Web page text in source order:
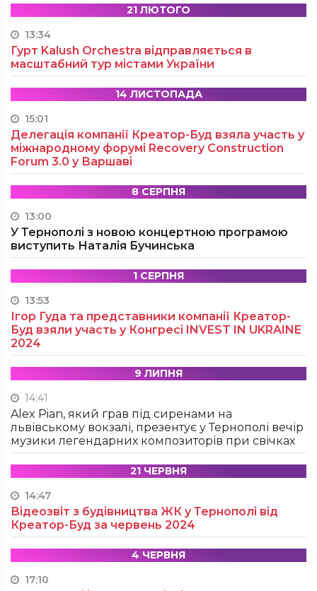
21 ЛЮТОГО
13:34
Гурт Kalush Orchestra відправляється в
масштабний тур містами України
14 ЛИСТОПАДА
15:01
Делегація компанії Креатор-Буд взяла участь у
міжнародному форумі Recovery Construction
Forum 3.0 у Варшаві
8 СЕРПНЯ
13:00
У Тернополі з новою концертною програмою
виступить Наталія Бучинська
1 СЕРПНЯ
13:53
Ігор Гуда та представники компанії Креатор-
Буд взяли участь у Конгресі INVEST IN UKRAINE
2024
9 ЛИПНЯ
14:41
Alex Pian, який грав під сиренами на
львівському вокзалі, презентує у Тернополі вечір
музики легендарних композиторів при свічках
21 ЧЕРВНЯ
14:47
Відеозвіт з будівництва ЖК у Тернополі від
Креатор-Буд за червень 2024
4 ЧЕРВНЯ
17:10